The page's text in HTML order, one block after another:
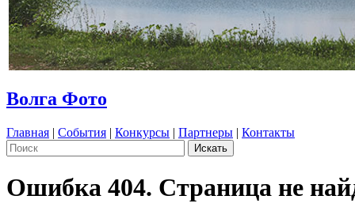
Волга Фото
Главная | События | Конкурсы | Партнеры | Контакты
Ошибка 404. Страница не